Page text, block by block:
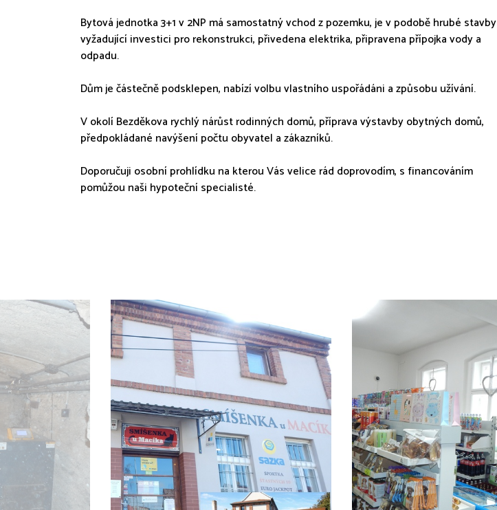
Bytová jednotka 3+1 v 2NP má samostatný vchod z pozemku, je v podobě hrubé stavby
vyžadující investici pro rekonstrukci, přivedena elektrika, připravena přípojka vody a
odpadu.
Dům je částečně podsklepen, nabízí volbu vlastního uspořádáni a způsobu užívání.
V okolí Bezděkova rychlý nárůst rodinných domů, příprava výstavby obytných domů,
předpokládané navýšení počtu obyvatel a zákazníků.
Doporučuji osobní prohlídku na kterou Vás velice rád doprovodím, s financováním
pomůžou naši hypoteční specialisté.